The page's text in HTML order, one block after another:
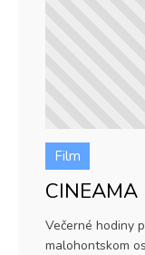
Film
Večerné hodiny
malohontskom